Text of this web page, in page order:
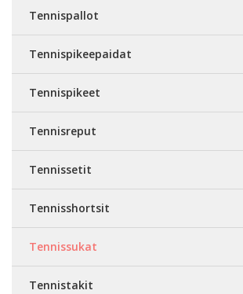
Tennispallot
Tennispikeepaidat
Tennispikeet
Tennisreput
Tennissetit
Tennisshortsit
Tennissukat
Tennistakit